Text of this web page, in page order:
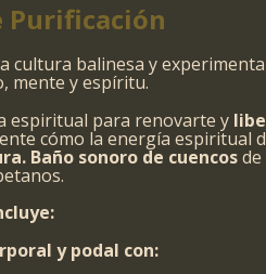
Purificación
cultura balinesa y
mente y espíritu.
espiritual para renovarte y
cómo la energía espiritual
Baño sonoro de cuencos
y podal con: